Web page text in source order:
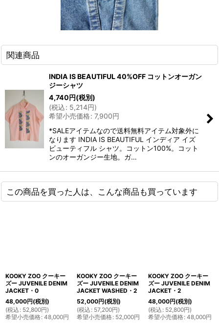
関連商品
INDIA IS BEAUTIFUL 40%OFF コットンオーガン
ジーシャツ
4,740円(税別)
(税込: 5,214円)
希望小売価格: 7,900円
*SALEアイテムなので送料無料アイテム対象外に
なります INDIA IS BEAUTIFUL インディア イズ
ビューティフル シャツ。コットン100%。コット
ンのオーガンジー生地。ガ…
この商品を買った人は、こんな商品も買っています
KOOKY ZOO クーキー
ズー JUVENILE DENIM
JACKET・0
48,000円(税別)
(税込 : 52,800円)
希望小売価格: 48,000円
KOOKY ZOO クーキー
ズー JUVENILE DENIM
JACKET WASHED・2
52,000円(税別)
(税込 : 57,200円)
希望小売価格: 52,000円
KOOKY ZOO クーキー
ズー JUVENILE DENIM
JACKET・2
48,000円(税別)
(税込 : 52,800円)
希望小売価格: 48,000円